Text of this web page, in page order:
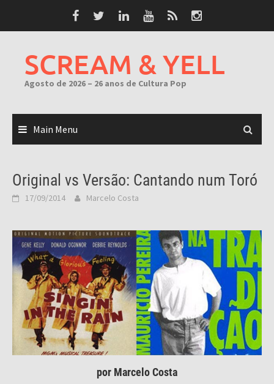
SCREAM & YELL
Agosto de 2026 – 26 anos de Cultura Pop
Main Menu
Original vs Versão: Cantando num Toró
17/09/2014 Marcelo Costa
por Marcelo Costa